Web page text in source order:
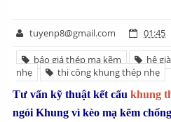
tuyenp8@gmail.com 01:45
báo giá thép mạ kẽm hệ
nhẹ
thi công khung thép nhẹ
Tư vấn kỹ thuật kết cấu khung
ngói Khung vì kèo mạ kẽm